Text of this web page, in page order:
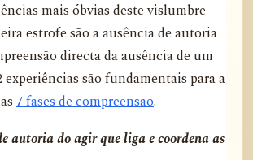
mais óbvias deste vislumbre
estrofe são a ausência de autoria
directa da ausência de um
experiências são fundamentais para a
7 fases de compreensão.
autoria do agir que liga e coordena as